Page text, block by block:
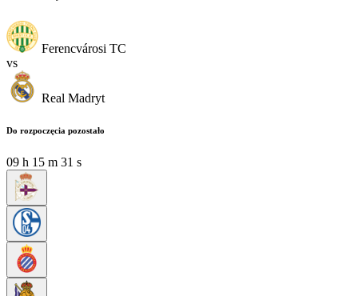
Ferencvárosi TC
vs
Real Madryt
Do rozpoczęcia pozostało
09 h 15 m 30 s